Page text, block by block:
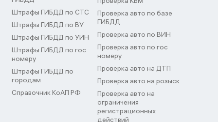
Штрафы ГИБДД по СТС
Штрафы ГИБДД по ВУ
Штрафы ГИБДД по УИН
Штрафы ГИБДД по гос
номеру
Штрафы ГИБДД по
городам
Справочник КоАП РФ
Проверка авто по базе
ГИБДД
Проверка авто по ВИН
Проверка авто по гос
номеру
Проверка авто на ДТП
Проверка авто на розыск
Проверка авто на
ограничения
регистрационных
действий